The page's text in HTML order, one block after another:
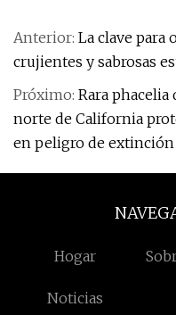
Anterior: La clave para
crujientes y sabrosas
Próximo: Rara phacelia
norte de California
en peligro de extinción
Hogar
Noticias